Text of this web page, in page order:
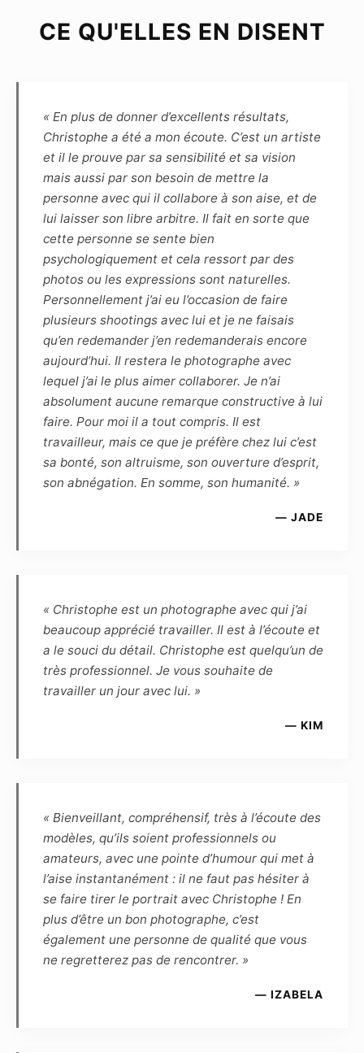
Chaque séance de prise de vue est soit libre,
contraintes afin que chacun s’y prépare.
Article 4
Le choix des photographies sera fait
uniquement par le photographe, sans
engagement sur le nombre. Pour indication,
pour une séance de 1h30, une dizaine de
photos sont généralement retenues.
Le photographe s’engage à remettre sous 5
semaines, par voie numérique, les
photographies de la séance. La haute définition
(dossier HD) permettra de faire des
impressions non lucratives, sans contrainte de
temps ou de quantité, tandis que la basse
définition, marquée par le photographe, pourra
être diffusée sur Internet dans le cadre du
cercle privé et familial, ou de la promotion
personnelle du modèle, dans un but non
commercial.
prestations est fixée à zéro euro. Cette
rémunération est définitive, et le Modèle
reconnaît être entièrement rempli de son droit
et renonce en conséquence à toute demande
ultérieure de rémunération complémentaire.
conséquence le Modèle ne peut revendiquer
aucune propriété ou droit d’auteur. Le
Photographe reconnaît que, de par la loi, le
Modèle demeure le propriétaire inaliénable de
son image. Le Photographe et le Modèle se
cèdent réciproquement les droits d’utilisation
des photographies réalisées lors de la séance
pour une durée de 10 ans à reconduction tacite,
et dès lors sont autorisés à fixer, reproduire et
CE QU'ELLES EN DISENT
« En plus de donner d’excellents résultats,
Christophe a été a mon écoute. C’est un artiste
et il le prouve par sa sensibilité et sa vision
mais aussi par son besoin de mettre la
personne avec qui il collabore à son aise, et de
lui laisser son libre arbitre. Il fait en sorte que
cette personne se sente bien
psychologiquement et cela ressort par des
photos ou les expressions sont naturelles.
Personnellement j’ai eu l’occasion de faire
plusieurs shootings avec lui et je ne faisais
qu’en redemander j’en redemanderais encore
aujourd’hui. Il restera le photographe avec
lequel j’ai le plus aimer collaborer. Je n’ai
absolument aucune remarque constructive à lui
faire. Pour moi il a tout compris. Il est
travailleur, mais ce que je préfère chez lui c’est
sa bonté, son altruisme, son ouverture d’esprit,
son abnégation. En somme, son humanité. »
— JADE
« Christophe est un photographe avec qui j’ai
beaucoup apprécié travailler. Il est à l’écoute et
a le souci du détail. Christophe est quelqu’un de
très professionnel. Je vous souhaite de
travailler un jour avec lui. »
— KIM
« Bienveillant, compréhensif, très à l’écoute des
modèles, qu’ils soient professionnels ou
amateurs, avec une pointe d’humour qui met à
l’aise instantanément : il ne faut pas hésiter à
se faire tirer le portrait avec Christophe ! En
plus d’être un bon photographe, c’est
également une personne de qualité que vous
ne regretterez pas de rencontrer. »
— IZABELA